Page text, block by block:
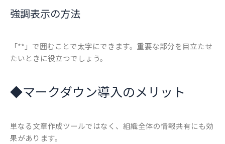
強調表示の方法
「**」で囲むことで太字にできます。重要な部分を目立たせ
たいときに役立つでしょう。
◆マークダウン導入のメリット
単なる文章作成ツールではなく、組織全体の情報共有にも効
果があります。